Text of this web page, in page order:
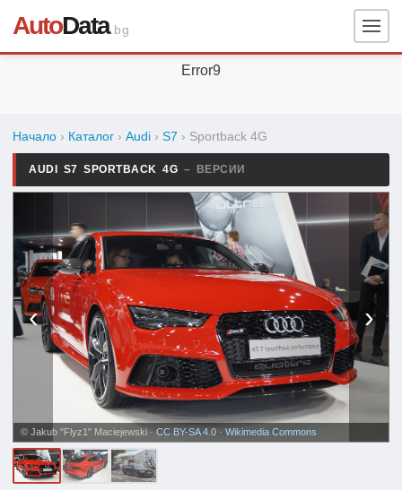
AutoData.bg
Error9
Начало › Каталог › Audi › S7 › Sportback 4G
AUDI S7 SPORTBACK 4G – ВЕРСИИ
‹ ›
© Jakub "Flyz1" Maciejewski · CC BY-SA 4.0 · Wikimedia Commons